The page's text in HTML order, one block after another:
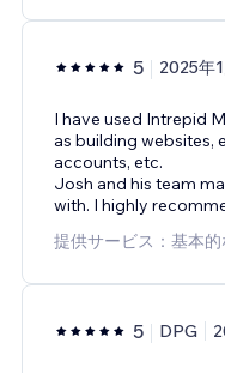
5 2025年
I have used Intrepid
as building websites,
accounts, etc.
Josh and his team
with. I highly
提供サービス：基本
5 DPG